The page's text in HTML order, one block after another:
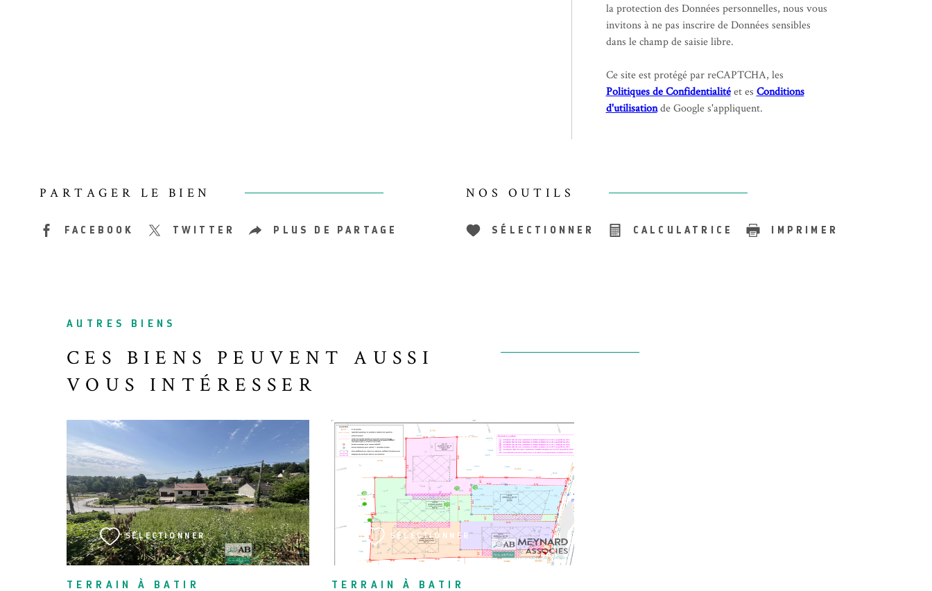
la protection des Données personnelles, nous vous
invitons à ne pas inscrire de Données sensibles
dans le champ de saisie libre.
Ce site est protégé par reCAPTCHA, les
Politiques de Confidentialitéet es Conditions
d'utilisationde Google s'appliquent.
PARTAGER LE BIEN
FACEBOOK TWITTER PLUS DE PARTAGE
NOS OUTILS
SÉLECTIONNER CALCULATRICE IMPRIMER
AUTRES BIENS
CES BIENS PEUVENT AUSSI
VOUS INTÉRESSER
TERRAIN À BATIR
SÉLECTIONNER
VOIR LE BIEN
TERRAIN À BATIR
SÉLECTIONNER
VOIR LE BIEN